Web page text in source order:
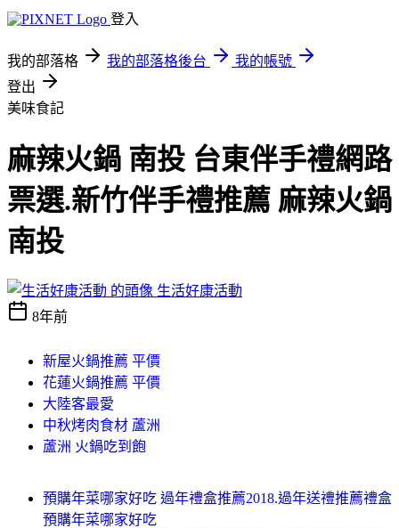
登入
我的部落格 我的部落格後台
我的帳號
登出
美味食記
麻辣火鍋 南投 台東伴手禮網路
票選.新竹伴手禮推薦 麻辣火鍋
南投
生活好康活動
8年前
新屋火鍋推薦 平價
花蓮火鍋推薦 平價
大陸客最愛
中秋烤肉食材 蘆洲
蘆洲 火鍋吃到飽
預購年菜哪家好吃 過年禮盒推薦2018.過年送禮推薦禮盒
預購年菜哪家好吃